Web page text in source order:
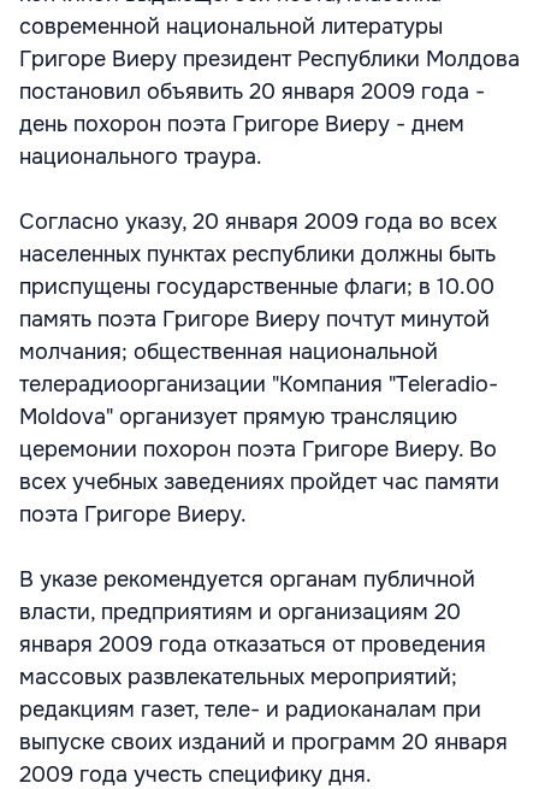
современной национальной литературы
Григоре Виеру президент Республики Молдова
постановил объявить 20 января 2009 года -
день похорон поэта Григоре Виеру - днем
национального траура.
Согласно указу, 20 января 2009 года во всех
населенных пунктах республики должны быть
приспущены государственные флаги; в 10.00
память поэта Григоре Виеру почтут минутой
молчания; общественная национальной
телерадиоорганизации "Компания "Teleradio-
Moldova" организует прямую трансляцию
церемонии похорон поэта Григоре Виеру. Во
всех учебных заведениях пройдет час памяти
поэта Григоре Виеру.
В указе рекомендуется органам публичной
власти, предприятиям и организациям 20
января 2009 года отказаться от проведения
массовых развлекательных мероприятий;
редакциям газет, теле- и радиоканалам при
выпуске своих изданий и программ 20 января
2009 года учесть специфику дня.